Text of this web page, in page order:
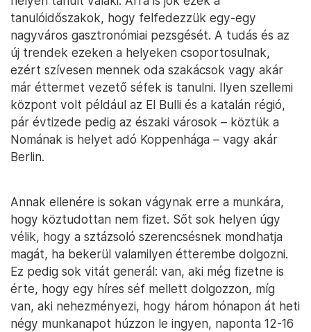
tanulóidőszakok, hogy felfedezzük egy-egy
nagyváros gasztronómiai pezsgését. A tudás és az
új trendek ezeken a helyeken csoportosulnak,
ezért szívesen mennek oda szakácsok vagy akár
már éttermet vezető séfek is tanulni. Ilyen szellemi
központ volt például az El Bulli és a katalán régió,
pár évtizede pedig az északi városok – köztük a
Nomának is helyet adó Koppenhága – vagy akár
Berlin.
Annak ellenére is sokan vágynak erre a munkára,
hogy köztudottan nem fizet. Sőt sok helyen úgy
vélik, hogy a sztázsoló szerencsésnek mondhatja
magát, ha bekerül valamilyen étterembe dolgozni.
Ez pedig sok vitát generál: van, aki még fizetne is
érte, hogy egy híres séf mellett dolgozzon, míg
van, aki nehezményezi, hogy három hónapon át heti
négy munkanapot húzzon le ingyen, naponta 12-16